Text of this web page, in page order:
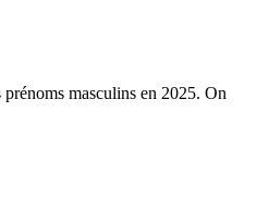
prénoms masculins en 2025. On